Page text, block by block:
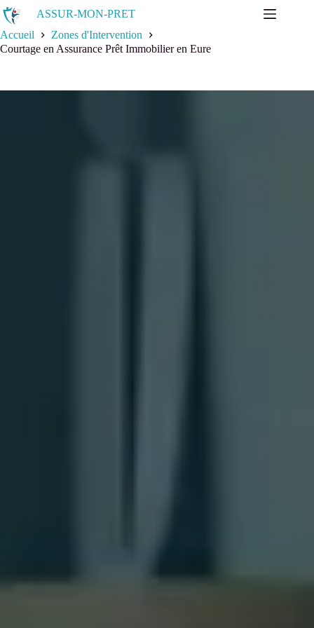
ASSUR-MON-PRET
Accueil
Zones d'Intervention
Courtage en Assurance Prêt Immobilier en Eure